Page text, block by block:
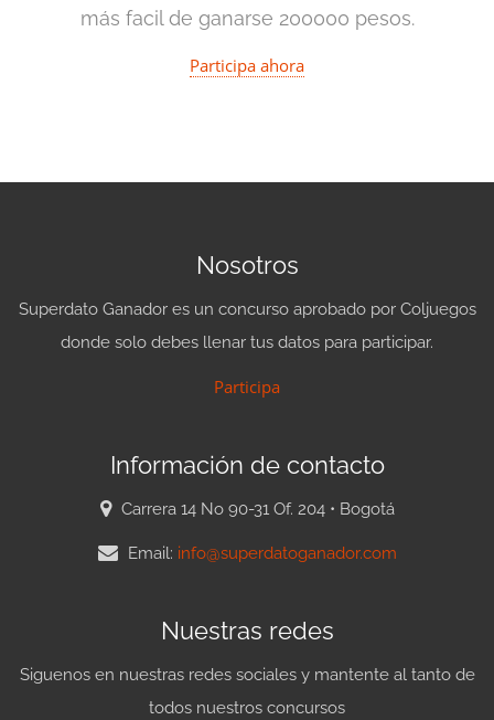
más facil de ganarse 200000 pesos.
Participa ahora
Nosotros
Superdato Ganador es un concurso aprobado por Coljuegos
donde solo debes llenar tus datos para participar.
Participa
Información de contacto
Carrera 14 No 90-31 Of. 204 • Bogotá
Email: info@superdatoganador.com
Nuestras redes
Siguenos en nuestras redes sociales y mantente al tanto de
todos nuestros concursos